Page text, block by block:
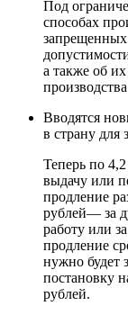
Под
способах
запрещенных
а также об
Вводятся
в страну для
Теперь по
выдачу или
продление
рублей— за
работу или
продление
нужно будет
постановку
рублей.